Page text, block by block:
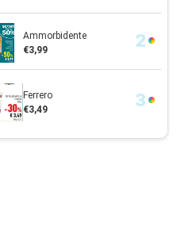
Ammorbidente
€3,99
Ferrero
€3,49